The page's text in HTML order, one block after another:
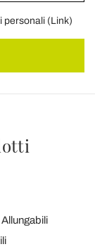
personali (Link)